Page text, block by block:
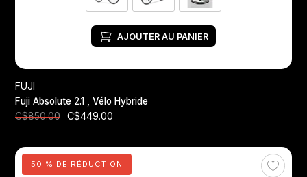
AJOUTER AU PANIER
FUJI
Fuji Absolute 2.1 , Vélo Hybride
C$850.00
C$449.00
50 % DE RÉDUCTION